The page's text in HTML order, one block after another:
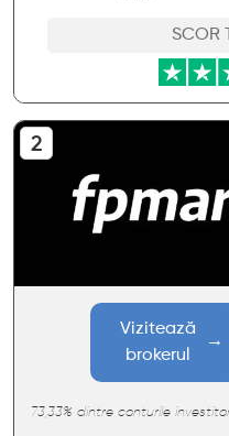
SCOR
Vizitează
brokerul
73,33% dintre conturile